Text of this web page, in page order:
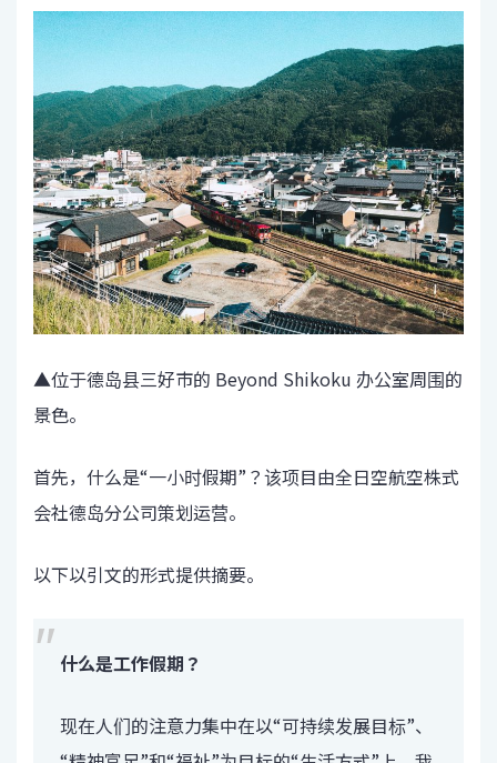
▲位于德岛县三好市的 Beyond Shikoku 办公室周围的
景色。
首先，什么是“一小时假期”？该项目由全日空航空株式
会社德岛分公司策划运营。
以下以引文的形式提供摘要。
什么是工作假期？
现在人们的注意力集中在以“可持续发展目标”、